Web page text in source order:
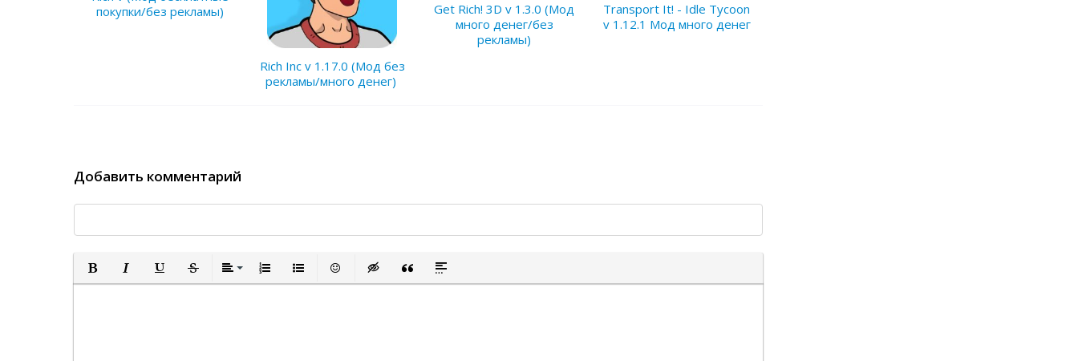
покупки/без рекламы)
Rich Inc v 1.17.0 (Мод без
рекламы/много денег)
Get Rich! 3D v 1.3.0 (Мод
много денег/без
рекламы)
Transport It! - Idle Tycoon
v 1.12.1 Мод много денег
Добавить комментарий
Полужирный
КурсивПодчеркнутый
ЗачеркнутыйВыравнивание
Нумерованный список
Маркированный список
Вставить смайлик
Вставка скрытого текста
Вставка цитаты
Вставка спойлера